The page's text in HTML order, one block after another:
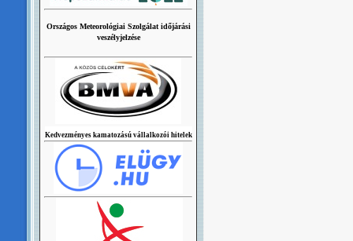
Országos Meteorológiai Szolgálat időjárási
veszélyjelzése
Kedvezményes kamatozású vállalkozói hitelek